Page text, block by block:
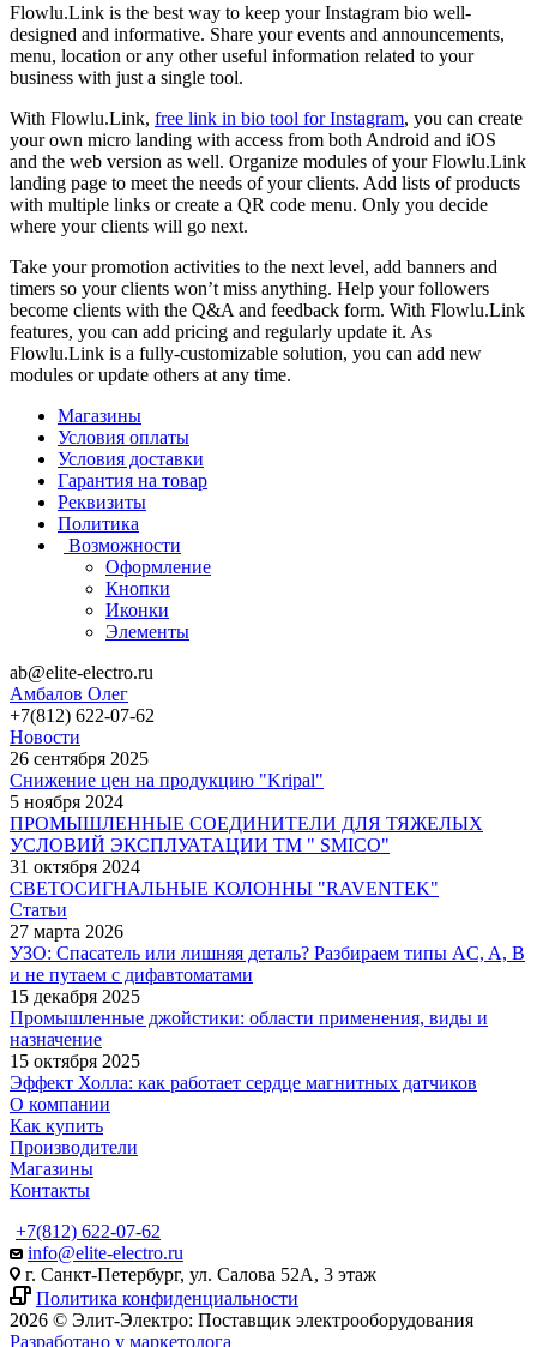
Flowlu.Link is the best way to keep your Instagram bio well-
designed and informative. Share your events and announcements,
menu, location or any other useful information related to your
business with just a single tool.
With Flowlu.Link, free link in bio tool for Instagram, you can create
your own micro landing with access from both Android and iOS
and the web version as well. Organize modules of your Flowlu.Link
landing page to meet the needs of your clients. Add lists of products
with multiple links or create a QR code menu. Only you decide
where your clients will go next.
Take your promotion activities to the next level, add banners and
timers so your clients won’t miss anything. Help your followers
become clients with the Q&A and feedback form. With Flowlu.Link
features, you can add pricing and regularly update it. As
Flowlu.Link is a fully-customizable solution, you can add new
modules or update others at any time.
Магазины
Условия оплаты
Условия доставки
Гарантия на товар
Реквизиты
Политика
Возможности
Оформление
Кнопки
Иконки
Элементы
ab@elite-electro.ru
Амбалов Олег
+7(812) 622-07-62
Новости
26 сентября 2025
Снижение цен на продукцию "Kripal"
5 ноября 2024
ПРОМЫШЛЕННЫЕ СОЕДИНИТЕЛИ ДЛЯ ТЯЖЕЛЫХ
УСЛОВИЙ ЭКСПЛУАТАЦИИ TM " SMICO"
31 октября 2024
СВЕТОСИГНАЛЬНЫЕ КОЛОННЫ "RAVENTEK"
Статьи
27 марта 2026
УЗО: Спасатель или лишняя деталь? Разбираем типы AC, A, B
и не путаем с дифавтоматами
15 декабря 2025
Промышленные джойстики: области применения, виды и
назначение
15 октября 2025
Эффект Холла: как работает сердце магнитных датчиков
О компании
Как купить
Производители
Магазины
Контакты
+7(812) 622-07-62
info@elite-electro.ru
г. Санкт-Петербург, ул. Салова 52А, 3 этаж
Политика конфиденциальности
2026 © Элит-Электро: Поставщик электрооборудования
Разработано у маркетолога